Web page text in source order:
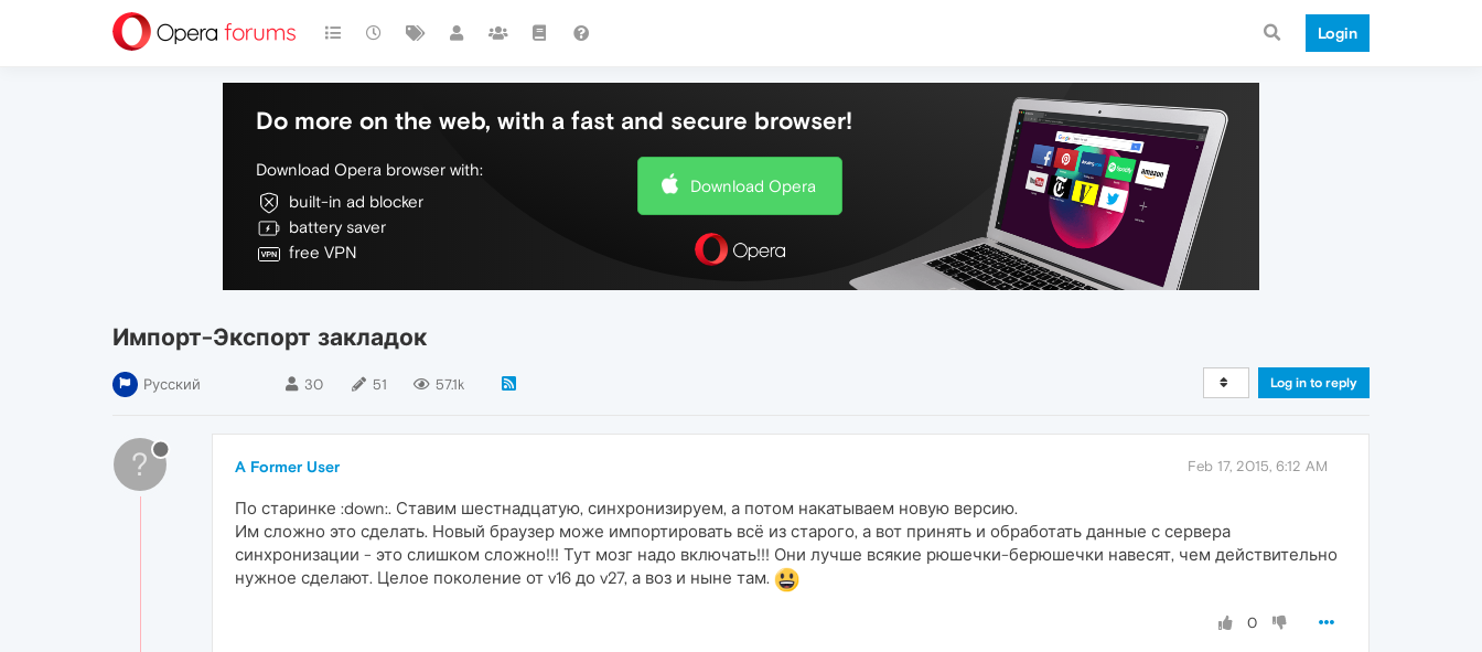
Login
Do more on the web, with a fast and secure browser!
Download Opera browser with:
built-in ad blocker
battery saver
free VPN
Download Opera
Импорт-Экспорт закладок
Русский 30 51 57.1k Log in to reply
? A Former User Feb 17, 2015, 6:12 AM
По старинке :down:. Ставим шестнадцатую, синхронизируем, а потом накатываем новую версию.
Им сложно это сделать. Новый браузер може импортировать всё из старого, а вот принять и обработать данные с сервера
синхронизации - это слишком сложно!!! Тут мозг надо включать!!! Они лучше всякие рюшечки-берюшечки навесят, чем действительно
нужное сделают. Целое поколение от v16 до v27, а воз и ныне там.
0